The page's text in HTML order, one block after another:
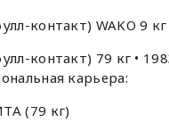
контакт) WAKO 9 кг
контакт) 79 кг •
карьера:
(79 кг)